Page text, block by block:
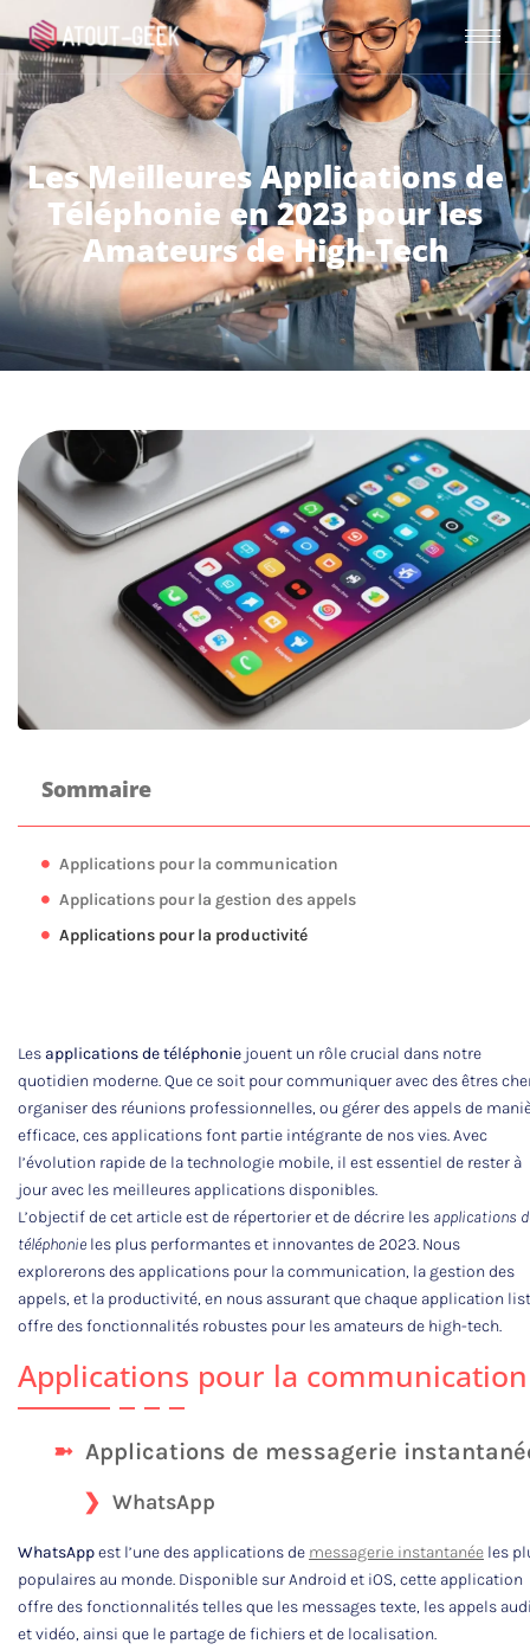
Les Meilleures Applications de
Téléphonie en 2023 pour les
Amateurs de High-Tech
Sommaire
Applications pour la communication
Applications pour la gestion des appels
Applications pour la productivité
Les applications de téléphonie jouent un rôle crucial dans notre
quotidien moderne. Que ce soit pour communiquer avec des êtres
organiser des réunions professionnelles, ou gérer des appels de
efficace, ces applications font partie intégrante de nos vies. Avec
l’évolution rapide de la technologie mobile, il est essentiel de rester à
jour avec les meilleures applications disponibles.
L’objectif de cet article est de répertorier et de décrire les applications
téléphonie les plus performantes et innovantes de 2023. Nous
explorerons des applications pour la communication, la gestion des
appels, et la productivité, en nous assurant que chaque application
offre des fonctionnalités robustes pour les amateurs de high-tech.
Applications pour la communication
Applications de messagerie
WhatsApp
WhatsAppest l’une des applications de messagerie instantanée les
populaires au monde. Disponible sur Android et iOS, cette application
offre des fonctionnalités telles que les messages texte, les appels
et vidéo, ainsi que le partage de fichiers et de localisation.